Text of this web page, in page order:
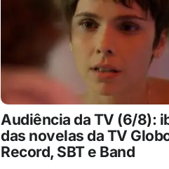
Audiência da TV (6/8):
das novelas da TV
Record, SBT e Band